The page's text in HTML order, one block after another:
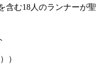
含む18人のランナーが聖
）